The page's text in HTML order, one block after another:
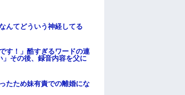
んてどういう神経してる
す！」酷すぎるワードの連
その後、録音内容を父に
たため妹有責での離婚にな